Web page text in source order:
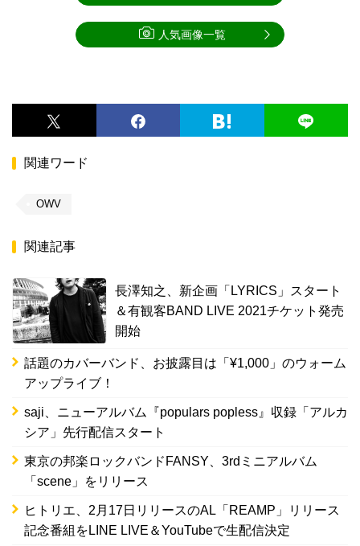
関連ワード
OWV
関連記事
長澤知之、新企画「LYRICS」スタート
＆有観客BAND LIVE 2021チケット発売
開始
話題のカバーバンド、お披露目は「¥1,000」のウォーム
アップライブ！
saji、ニューアルバム『populars popless』収録「アルカ
シア」先行配信スタート
東京の邦楽ロックバンドFANSY、3rdミニアルバム
「scene」をリリース
ヒトリエ、2月17日リリースのAL「REAMP」リリース
記念番組をLINE LIVE＆YouTubeで生配信決定
人気画像一覧